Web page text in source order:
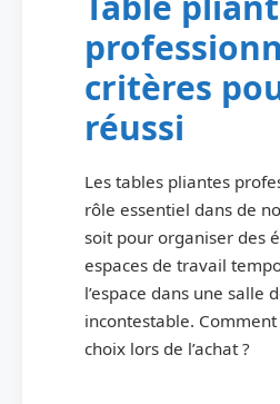
critères
réussi
Les tables pliantes
rôle essentiel dans de
soit pour organiser des
espaces de travail
l’espace dans une
incontestable.
choix lors de l’achat ?